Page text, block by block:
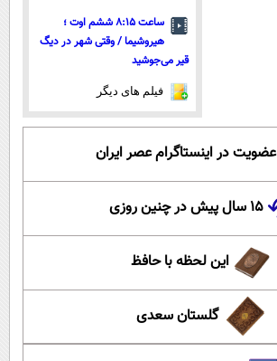
ساعت ۸:۱۵ ششم اوت ؛
هیروشیما / وقتی شهر در دیگ
قیر می‌جوشید
فیلم های دیگر
عضویت در اینستاگرام عصر ایران
۱۵ سال پیش در چنین روزی
این لحظه با حافظ
گلستان سعدی